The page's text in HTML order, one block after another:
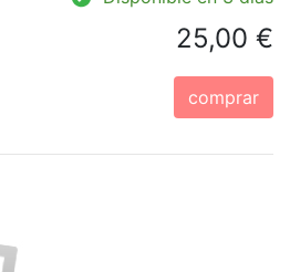
25,00 €
comprar